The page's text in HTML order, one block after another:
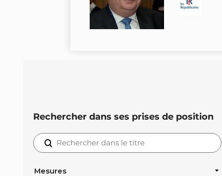
Rechercher dans ses prises de position
Mesures